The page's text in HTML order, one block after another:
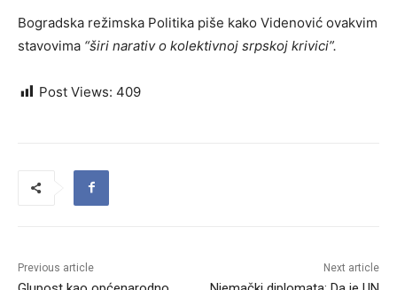
Bogradska režimska Politika piše kako Videnović ovakvim
stavovima “širi narativ o kolektivnoj srpskoj krivici”.
Post Views: 409
Previous article Next article